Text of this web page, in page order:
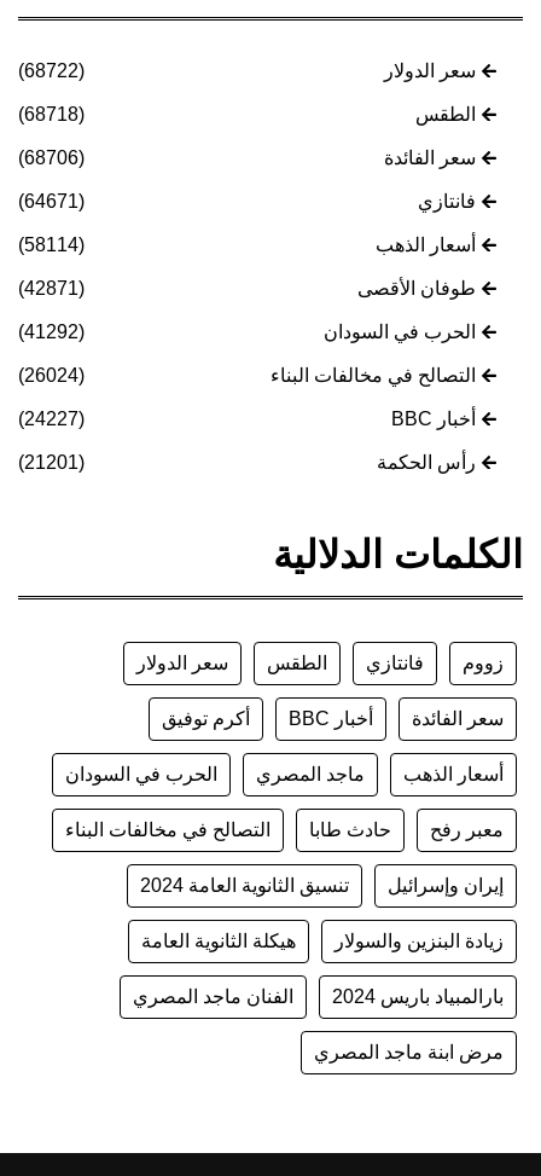
سعر الدولار (68722)
الطقس (68718)
سعر الفائدة (68706)
فانتازي (64671)
أسعار الذهب (58114)
طوفان الأقصى (42871)
الحرب في السودان (41292)
التصالح في مخالفات البناء (26024)
أخبار BBC (24227)
رأس الحكمة (21201)
الكلمات الدلالية
زووم فانتازي الطقس سعر الدولار
سعر الفائدة أخبار BBC أكرم توفيق
أسعار الذهب ماجد المصري الحرب في السودان
معبر رفح حادث طابا التصالح في مخالفات البناء
إيران وإسرائيل تنسيق الثانوية العامة 2024
زيادة البنزين والسولار هيكلة الثانوية العامة
بارالمبياد باريس 2024 الفنان ماجد المصري
مرض ابنة ماجد المصري